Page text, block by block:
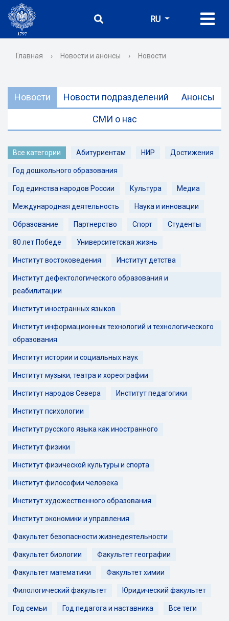
RU
Главная › Новости и анонсы › Новости
Новости Новости подразделений Анонсы
СМИ о нас
Все категории Абитуриентам НИР Достижения
Год дошкольного образования
Год единства народов России Культура Медиа
Международная деятельность Наука и инновации
Образование Партнерство Спорт Студенты
80 лет Победе Университетская жизнь
Институт востоковедения Институт детства
Институт дефектологического образования и
реабилитации
Институт иностранных языков
Институт информационных технологий и технологического
образования
Институт истории и социальных наук
Институт музыки, театра и хореографии
Институт народов Севера Институт педагогики
Институт психологии
Институт русского языка как иностранного
Институт физики
Институт физической культуры и спорта
Институт философии человека
Институт художественного образования
Институт экономики и управления
Факультет безопасности жизнедеятельности
Факультет биологии Факультет географии
Факультет математики Факультет химии
Филологический факультет Юридический факультет
Год семьи Год педагога и наставника Все теги